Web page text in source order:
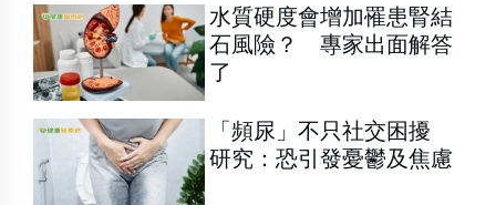
水質硬度會增加罹患腎結
石風險？ 專家出面解答
了
「頻尿」不只社交困擾
研究：恐引發憂鬱及焦慮